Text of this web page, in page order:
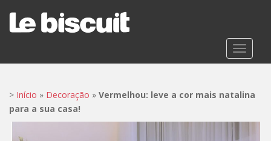
t
> Início » Decoração » Vermelhou: leve a cor mais natalina
para a sua casa!